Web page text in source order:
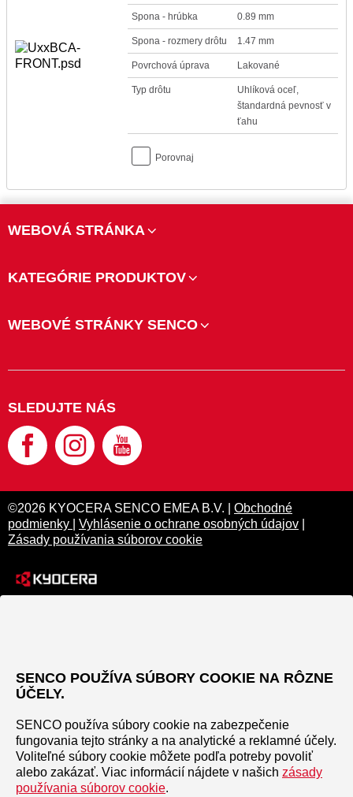
Spona - hrúbka 0.89 mm
Spona - rozmery drôtu 1.47 mm
Povrchová úprava Lakované
Typ drôtu
Uhlíková oceľ,
štandardná pevnosť v
ťahu
Porovnaj
WEBOVÁ STRÁNKA
KATEGÓRIE PRODUKTOV
WEBOVÉ STRÁNKY SENCO
SLEDUJTE NÁS
©2026 KYOCERA SENCO EMEA B.V. | Obchodné
podmienky
Vyhlásenie o ochrane osobných údajov
Zásady používania súborov cookie
SENCO POUŽÍVA SÚBORY COOKIE NA RÔZNE
ÚČELY.
SENCO používa súbory cookie na zabezpečenie
fungovania tejto stránky a na analytické a reklamné účely.
Voliteľné súbory cookie môžete podľa potreby povoliť
alebo zakázať. Viac informácií nájdete v našich zásady
používania súborov cookie.